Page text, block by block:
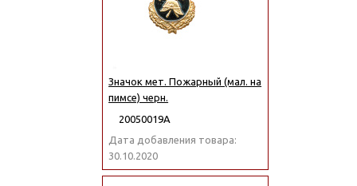
Значок мет. Пожарный (мал. на
пимсе) черн.
20050019А
Дата добавления товара:
30.10.2020